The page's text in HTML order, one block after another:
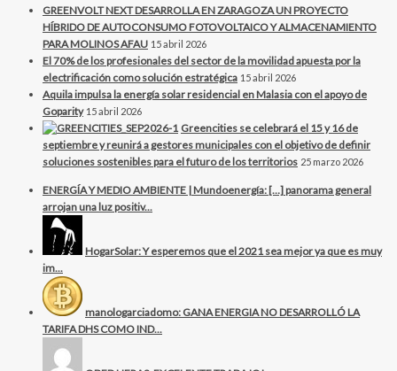
GREENVOLT NEXT DESARROLLA EN ZARAGOZA UN PROYECTO
HÍBRIDO DE AUTOCONSUMO FOTOVOLTAICO Y ALMACENAMIENTO
PARA MOLINOS AFAU 15 abril 2026
El 70% de los profesionales del sector de la movilidad apuesta por la
electrificación como solución estratégica 15 abril 2026
Aquila impulsa la energía solar residencial en Malasia con el apoyo de
Goparity 15 abril 2026
Greencities se celebrará el 15 y 16 de
septiembre y reunirá a gestores municipales con el objetivo de definir
soluciones sostenibles para el futuro de los territorios 25 marzo 2026
ENERGÍA Y MEDIO AMBIENTE | Mundoenergía: […] panorama general
arrojan una luz positiv...
HogarSolar: Y esperemos que el 2021 sea mejor ya que es muy
im...
manologarciadomo: GANA ENERGIA NO DESARROLLÓ LA
TARIFA DHS COMO IND...